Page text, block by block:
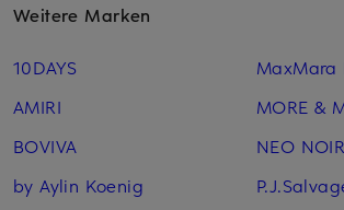
Weitere Marken
10DAYS
AMIRI
BOVIVA
by Aylin Koenig
MaxMara
MORE &
NEO